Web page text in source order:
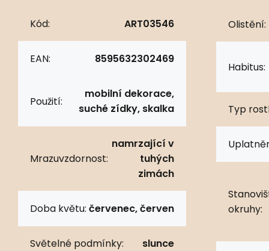
Kód: ART03546
EAN: 8595632302469
Použití:
mobilní dekorace,
suché zídky, skalka
Mrazuvzdornost:
namrzající v
tuhých
zimách
Doba květu: červenec, červen
Světelné podmínky: slunce
Olistění:
Habitus:
Typ
okruhy: